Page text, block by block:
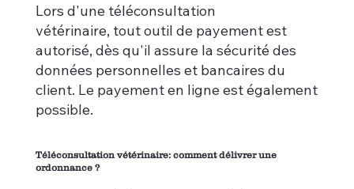
Lors d'une téléconsultation
vétérinaire, tout outil de payement est
autorisé, dès qu'il assure la sécurité des
données personnelles et bancaires du
client. Le payement en ligne est également
possible.
Téléconsultation vétérinaire: comment délivrer une
ordonnance ?